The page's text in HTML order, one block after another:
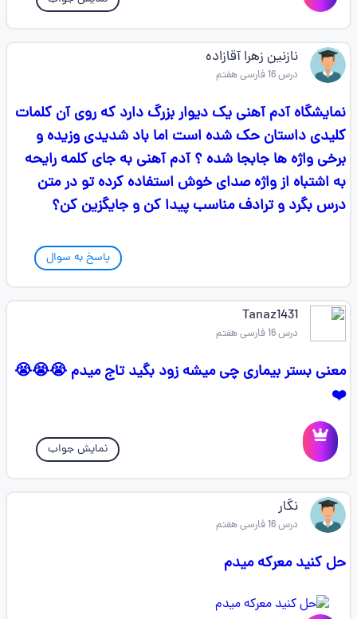
نازنین زهرا آقازاده
درس 16 فارسی هفتم
نمایشگاه آدم آهنی یک دیوار بزرگ دارد که روی آن کلمات
کلیدی داستان حک شده است اما باد شدیدی وزیده و
برخی واژه ها جابجا شده ؟ آدم آهنی به جای کلمه رایحه
به اشتباه از واژه صدای خوش استفاده کرده تو در متن
درس بگرد و ترادف مناسب پیدا کن و جایگزین کن؟
پاسخ به سوال
Tanaz1431
درس 16 فارسی هفتم
معنی بستر بیماری چی میشه زود بگید تاج میدم 😭😭😭
❤️
نمایش جواب
نگار
درس 16 فارسی هفتم
حل کنید معرکه میدم